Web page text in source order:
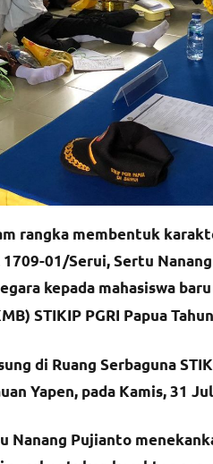
rangka membentuk
01/Serui, Sertu
kepada mahasiswa
STIKIP PGRI Papua
di Ruang Serbaguna
Yapen, pada Kamis, 31
Nanang Pujianto